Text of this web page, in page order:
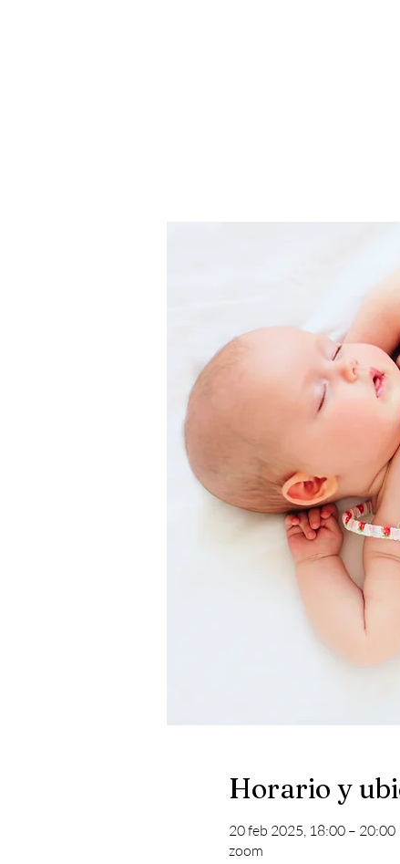
Horario y
20 feb 2025, 18:00 – 20:00
zoom